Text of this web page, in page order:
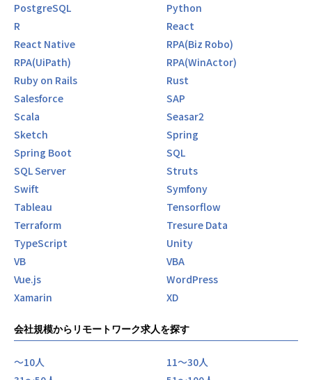
PostgreSQL
Python
R
React
React Native
RPA(Biz Robo)
RPA(UiPath)
RPA(WinActor)
Ruby on Rails
Rust
Salesforce
SAP
Scala
Seasar2
Sketch
Spring
Spring Boot
SQL
SQL Server
Struts
Swift
Symfony
Tableau
Tensorflow
Terraform
Tresure Data
TypeScript
Unity
VB
VBA
Vue.js
WordPress
Xamarin
XD
会社規模からリモートワーク求人を探す
〜10人
11〜30人